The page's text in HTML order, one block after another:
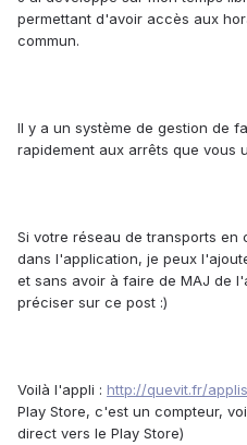
permettant d'avoir accès aux
commun.
Il y a un système de gestion de
rapidement aux arrêts que vous
Si votre réseau de transports en
dans l'application, je peux
et sans avoir à faire de MAJ de
préciser sur ce post :)
Voilà l'appli : http://quevit.fr/
Play Store, c'est un compteur,
direct vers le Play Store)